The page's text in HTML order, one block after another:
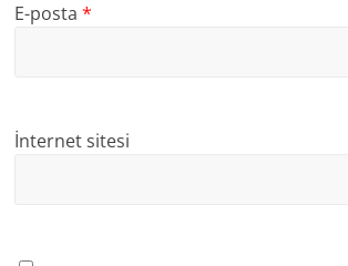
E-posta*
İnternet sitesi